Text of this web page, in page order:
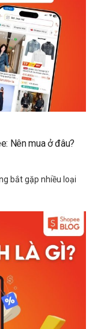
Nên mua ở đâu?
bắt gặp nhiều loại